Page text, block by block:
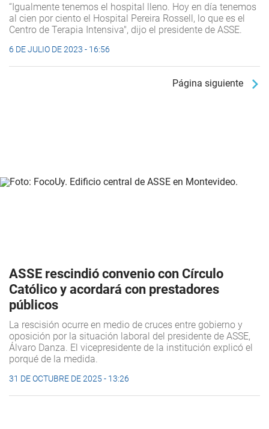
“Igualmente tenemos el hospital lleno. Hoy en día tenemos
al cien por ciento el Hospital Pereira Rossell, lo que es el
Centro de Terapia Intensiva", dijo el presidente de ASSE.
6 DE JULIO DE 2023 - 16:56
Página siguiente
ASSE rescindió convenio con Círculo
Católico y acordará con prestadores
públicos
La rescisión ocurre en medio de cruces entre gobierno y
oposición por la situación laboral del presidente de ASSE,
Álvaro Danza. El vicepresidente de la institución explicó el
porqué de la medida.
31 DE OCTUBRE DE 2025 - 13:26